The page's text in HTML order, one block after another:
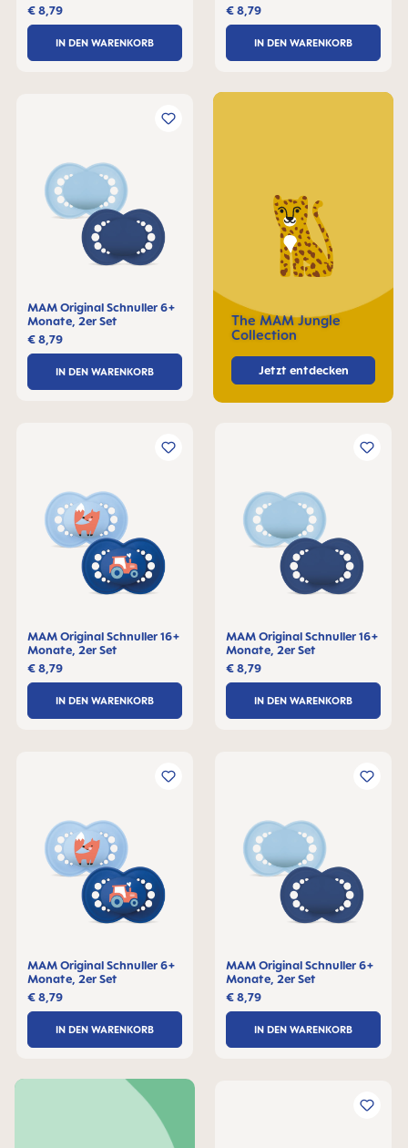
The MAM Jungle
Collection
Jetzt entdecken
€ 8,79
IN DEN WARENKORB
€ 8,79
IN DEN WARENKORB
MAM Original Schnuller 6+
Monate, 2er Set
€ 8,79
IN DEN WARENKORB
MAM Original Schnuller 16+
Monate, 2er Set
€ 8,79
IN DEN WARENKORB
MAM Original Schnuller 16+
Monate, 2er Set
€ 8,79
IN DEN WARENKORB
MAM Original Schnuller 6+
Monate, 2er Set
€ 8,79
IN DEN WARENKORB
MAM Original Schnuller 6+
Monate, 2er Set
€ 8,79
IN DEN WARENKORB